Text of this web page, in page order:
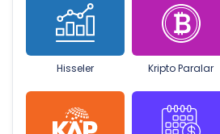
Hisseler Kripto Paralar